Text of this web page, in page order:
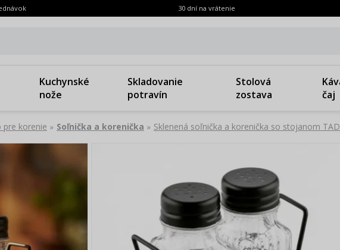
30 dní na vrátenie
Kuchynské
nože
Skladovanie
potravín
Stolová
zostava
čaj
pre korenie » Soľnička a korenička » Sklenená soľnička a korenička so stojanom